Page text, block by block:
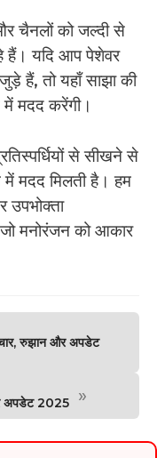
चैनलों को जल्दी से
हैं। यदि आप पेशेवर
हैं, तो यहाँ साझा की
में मदद करेंगी।
से सीखने से
में मदद मिलती है। हम
उपभोक्ता
मनोरंजन को आकार
रुझान और अपडेट
अपडेट 2025 »